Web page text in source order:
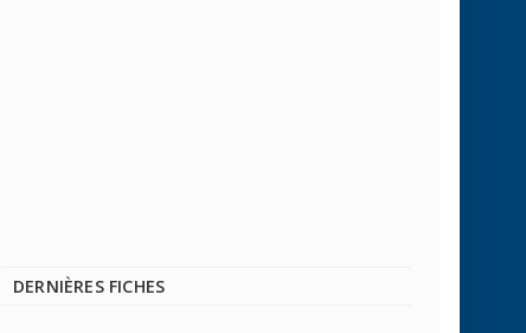
DERNIÈRES FICHES